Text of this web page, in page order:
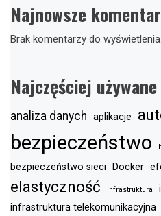
Najnowsze
Brak komentarzy do wyświetlenia.
Najczęściej używane
analiza danych aplikacje
bezpieczeństwo
bezpieczeństwo sieci Docker
elastyczność infrastruktura
infrastruktura telekomunikacyjna